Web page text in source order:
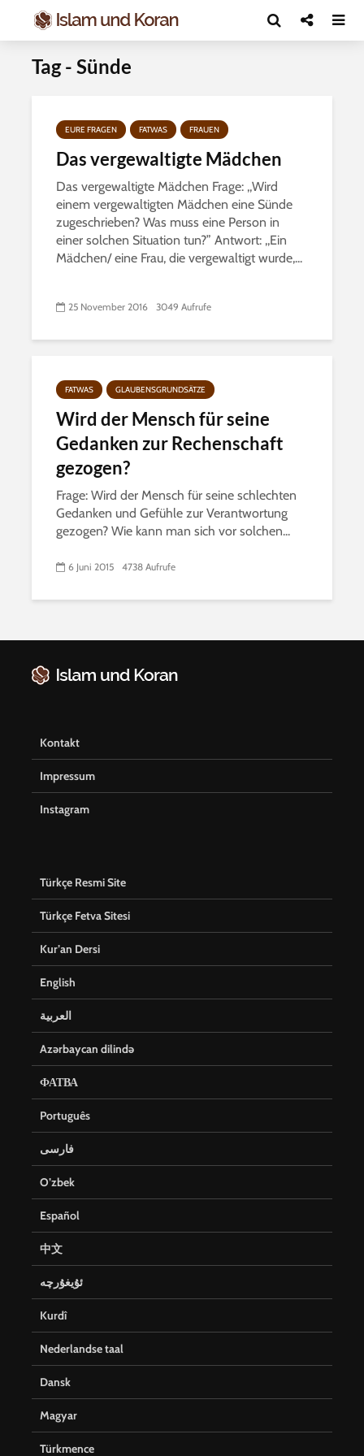
Tag - Sünde
EURE FRAGEN FATWAS FRAUEN
Das vergewaltigte Mädchen
Das vergewaltigte Mädchen Frage: ,,Wird
einem vergewaltigten Mädchen eine Sünde
zugeschrieben? Was muss eine Person in
einer solchen Situation tun?” Antwort: ,,Ein
Mädchen/ eine Frau, die vergewaltigt wurde,...
25 November 2016 3049 Aufrufe
FATWAS GLAUBENSGRUNDSÄTZE
Wird der Mensch für seine
Gedanken zur Rechenschaft
gezogen?
Frage: Wird der Mensch für seine schlechten
Gedanken und Gefühle zur Verantwortung
gezogen? Wie kann man sich vor solchen...
6 Juni 2015 4738 Aufrufe
Kontakt
Impressum
Instagram
Türkçe Resmi Site
Türkçe Fetva Sitesi
Kur’an Dersi
English
العربية
Azərbaycan dilində
ФАТВА
Português
فارسی
O’zbek
Español
中文
ئۇيغۇرچە
Kurdî
Nederlandse taal
Dansk
Magyar
Türkmence